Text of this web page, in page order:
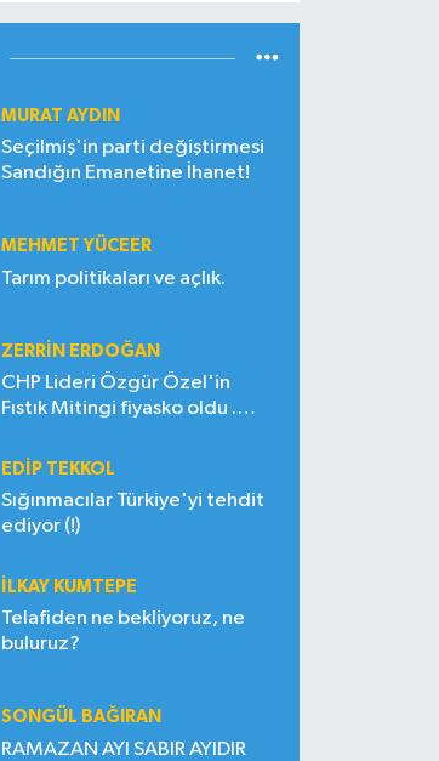
MURAT AYDIN
Seçilmiş'in parti değiştirmesi
Sandığın Emanetine İhanet!
MEHMET YÜCEER
Tarım politikaları ve açlık.
ZERRIN ERDOĞAN
CHP Lideri Özgür Özel'in
Fıstık Mitingi fiyasko oldu .
EDIP TEKKOL
Sığınmacılar Türkiye'yi tehdit
ediyor (!)
İLKAY KUMTEPE
Telafiden ne bekliyoruz, ne
buluruz?
SONGÜL BAĞIRAN
RAMAZAN AYI SABIR AYIDIR